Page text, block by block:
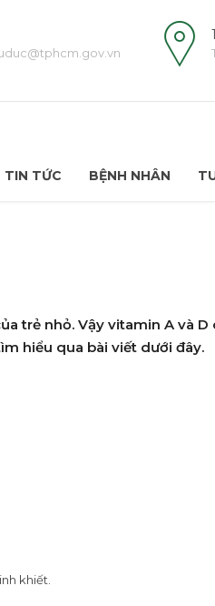
TIN TỨC BỆNH NHÂN
trẻ nhỏ. Vậy vitamin A và
hiểu qua bài viết dưới đây.
khiết.